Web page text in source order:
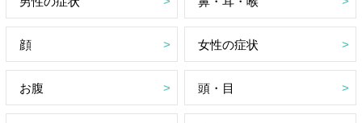
顔 女性の症状
お腹 頭・目